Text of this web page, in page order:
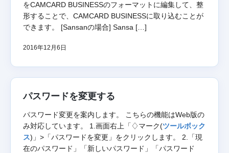
をCAMCARD BUSINESSのフォーマットに編集して、整
形することで、CAMCARD BUSINESSに取り込むことが
できます。 [Sansanの場合] Sansa […]
2016年12月6日
パスワードを変更する
パスワード変更を案内します。 こちらの機能はWeb版の
み対応しています。 1.画面右上「♢マーク(ツールボック
ス)」>「パスワードを変更」をクリックします。 2.「現
在のパスワード」「新しいパスワード」「パスワード